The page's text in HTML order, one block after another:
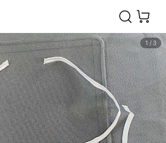
1 / 3